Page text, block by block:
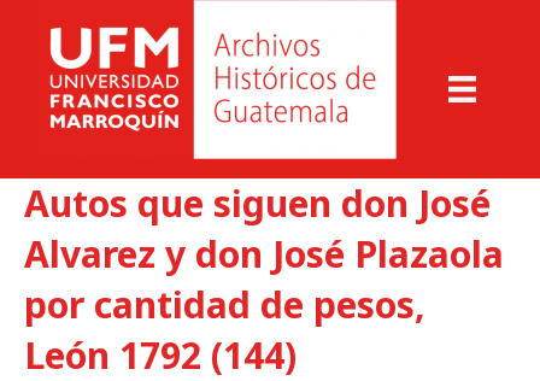
Autos que siguen don José
Alvarez y don José Plazaola
por cantidad de pesos,
León 1792 (144)